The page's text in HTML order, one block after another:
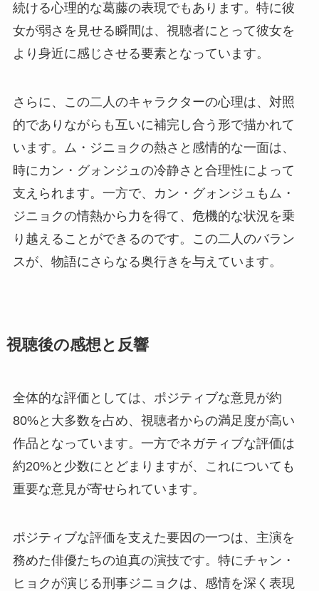
続ける心理的な葛藤の表現でもあります。特に彼
女が弱さを見せる瞬間は、視聴者にとって彼女を
より身近に感じさせる要素となっています。
さらに、この二人のキャラクターの心理は、対照
的でありながらも互いに補完し合う形で描かれて
います。ム・ジニョクの熱さと感情的な一面は、
時にカン・グォンジュの冷静さと合理性によって
支えられます。一方で、カン・グォンジュもム・
ジニョクの情熱から力を得て、危機的な状況を乗
り越えることができるのです。この二人のバラン
スが、物語にさらなる奥行きを与えています。
視聴後の感想と反響
全体的な評価としては、ポジティブな意見が約
80%と大多数を占め、視聴者からの満足度が高い
作品となっています。一方でネガティブな評価は
約20%と少数にとどまりますが、これについても
重要な意見が寄せられています。
ポジティブな評価を支えた要因の一つは、主演を
務めた俳優たちの迫真の演技です。特にチャン・
ヒョクが演じる刑事ジニョクは、感情を深く表現